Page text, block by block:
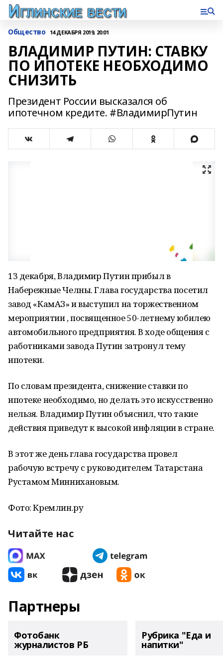
Общество 14 ДЕКАБРЯ 2019, 20:01
ВЛАДИМИР ПУТИН: СТАВКУ
ПО ИПОТЕКЕ НЕОБХОДИМО
СНИЗИТЬ
Президент России высказался об
ипотечном кредите. #ВладимирПутин
13 декабря, Владимир Путин прибыл в
Набережные Челны. Глава государства посетил
завод «КамАЗ» и выступил на торжественном
мероприятии , посвященное 50-летнему юбилею
автомобильного предприятия. В ходе общения с
работниками завода Путин затронул тему
ипотеки.
По словам президента, снижение ставки по
ипотеке необходимо, но делать это искусственно
нельзя. Владимир Путин объяснил, что такие
действия приведут к высокой инфляции в стране.
В этот же день глава государства провел
рабочую встречу с руководителем Татарстана
Рустамом Миннихановым.
Фото: Кремлин.ру
Читайте нас
Партнеры
Фотобанк
журналистов РБ
Рубрика "Еда и
напитки"